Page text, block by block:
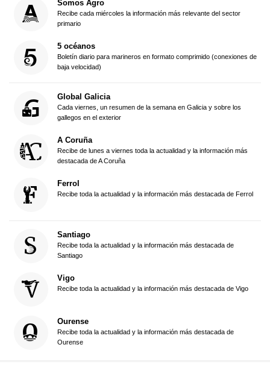
Somos Agro
Recibe cada miércoles la información más relevante del sector
primario
5 océanos
Boletín diario para marineros en formato comprimido (conexiones de
baja velocidad)
Global Galicia
Cada viernes, un resumen de la semana en Galicia y sobre los
gallegos en el exterior
A Coruña
Recibe de lunes a viernes toda la actualidad y la información más
destacada de A Coruña
Ferrol
Recibe toda la actualidad y la información más destacada de Ferrol
Santiago
Recibe toda la actualidad y la información más destacada de
Santiago
Vigo
Recibe toda la actualidad y la información más destacada de Vigo
Ourense
Recibe toda la actualidad y la información más destacada de
Ourense